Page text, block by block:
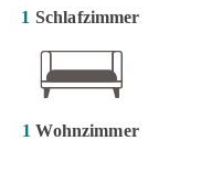
1 Schlafzimmer
1 Wohnzimmer